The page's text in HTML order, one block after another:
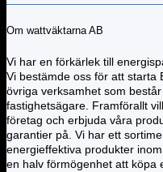
Om wattväktarna AB
Vi har en förkärlek till
Vi bestämde oss för att starta
övriga verksamhet som
fastighetsägare. Framförallt
företag och erbjuda våra
garantier på. Vi har ett
energieffektiva produkter
en halv förmögenhet att köpa